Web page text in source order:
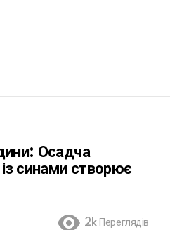
Осадча
синами створює
2k Переглядів